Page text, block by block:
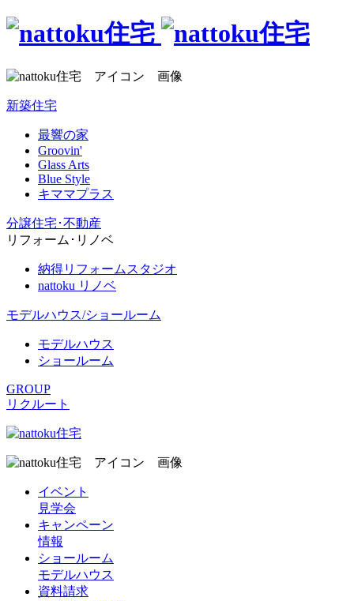
新築住宅
最響の家
Groovin'
Glass Arts
Blue Style
キママプラス
分譲住宅･不動産
リフォーム･リノベ
納得リフォームスタジオ
nattoku リノベ
モデルハウス/ショールーム
モデルハウス
ショールーム
GROUP
リクルート
イベント
見学会
キャンペーン
情報
ショールーム
モデルハウス
資料請求